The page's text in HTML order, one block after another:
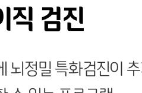
직 검진
뇌정밀 특화검진이